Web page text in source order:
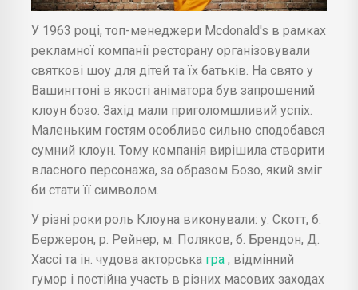
У 1963 році, топ-менеджери Mcdonald's в рамках
рекламної компанії ресторану організовували
святкові шоу для дітей та їх батьків. На свято у
Вашингтоні в якості аніматора був запрошений
клоун бозо. Захід мали приголомшливий успіх.
Маленьким гостям особливо сильно сподобався
сумний клоун. Тому компанія вирішила створити
власного персонажа, за образом Бозо, який зміг
би стати її символом.
У різні роки роль Клоуна виконували: у. Скотт, б.
Бержерон, р. Рейнер, м. Поляков, б. Брендон, Д.
Хассі та ін. чудова акторська гра , відмінний
гумор і постійна участь в різних масових заходах